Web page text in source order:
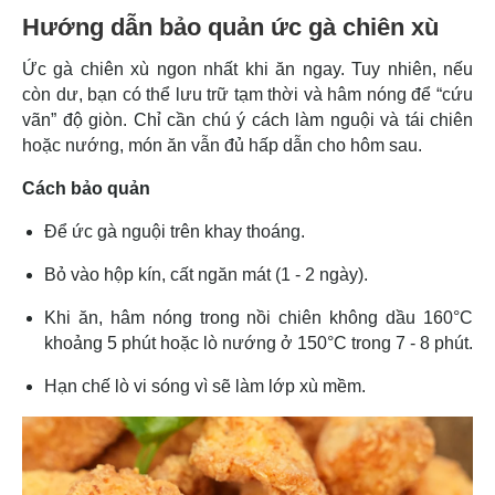
Hướng dẫn bảo quản ức gà chiên xù
Ức gà chiên xù ngon nhất khi ăn ngay. Tuy nhiên, nếu
còn dư, bạn có thể lưu trữ tạm thời và hâm nóng để “cứu
vãn” độ giòn. Chỉ cần chú ý cách làm nguội và tái chiên
hoặc nướng, món ăn vẫn đủ hấp dẫn cho hôm sau.
Cách bảo quản
Để ức gà nguội trên khay thoáng.
Bỏ vào hộp kín, cất ngăn mát (1 - 2 ngày).
Khi ăn, hâm nóng trong nồi chiên không dầu 160°C
khoảng 5 phút hoặc lò nướng ở 150°C trong 7 - 8 phút.
Hạn chế lò vi sóng vì sẽ làm lớp xù mềm.